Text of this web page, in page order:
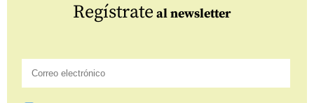
Regístrate al newsletter